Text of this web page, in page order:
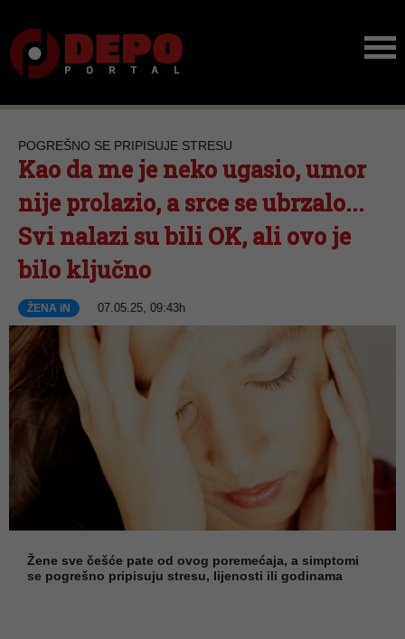
POGREŠNO SE PRIPISUJE STRESU
Kao da me je neko ugasio, umor
nije prolazio, a srce se ubrzalo...
Svi nalazi su bili OK, ali ovo je
bilo ključno
ŽENA iN 07.05.25, 09:43h
Žene sve češće pate od ovog poremećaja, a simptomi
se pogrešno pripisuju stresu, lijenosti ili godinama